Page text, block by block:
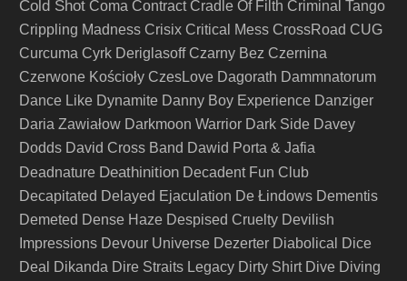
Cold Shot Coma Contract Cradle Of Filth Criminal Tango
Crippling Madness Crisix Critical Mess CrossRoad CUG
Curcuma Cyrk Deriglasoff Czarny Bez Czernina
Czerwone Kościoły CzesLove Dagorath Dammnatorum
Dance Like Dynamite Danny Boy Experience Danziger
Daria Zawiałow Darkmoon Warrior Dark Side Davey
Dodds David Cross Band Dawid Porta & Jafia
Deadnature Deathinition Decadent Fun Club
Decapitated Delayed Ejaculation De Łindows Dementis
Demeted Dense Haze Despised Cruelty Devilish
Impressions Devour Universe Dezerter Diabolical
Dice
Deal
Dikanda Dire Straits Legacy Dirty Shirt Dive Diving